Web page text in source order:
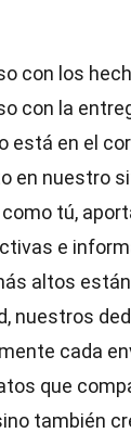
con los
con la
está en el
en nuestro
tú,
e
altos
nuestros
cada
que
también